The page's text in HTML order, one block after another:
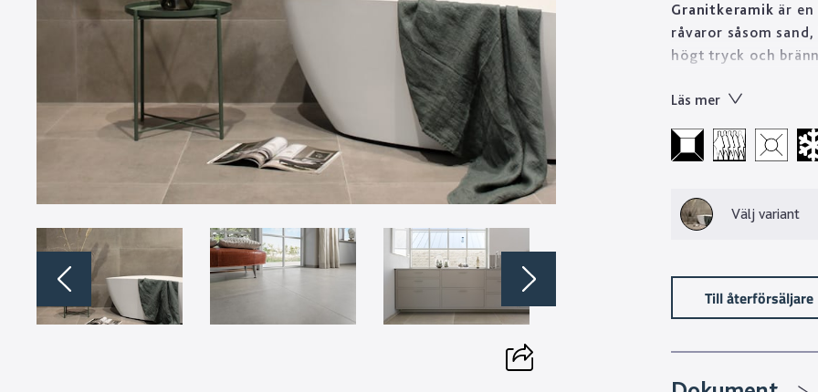
Granitkeramik är
råvaror såsom
högt tryck och
Tekniskt sett är
Designen skapas
fina egenskaper
Läs mer
Välj variant
Till återförsäljare